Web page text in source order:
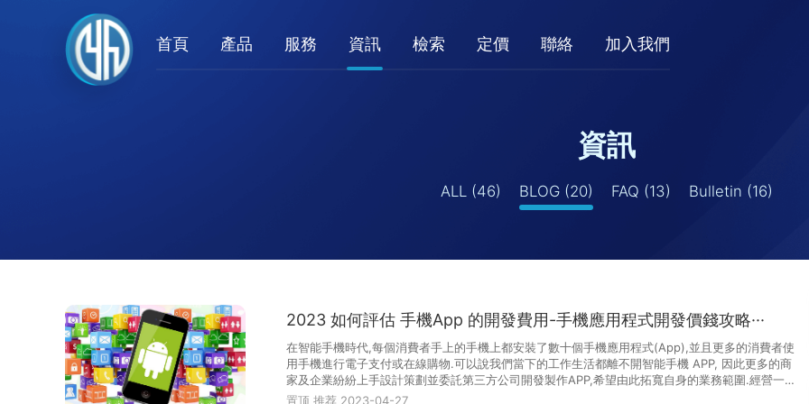
首頁 產品 服務 資訊 檢索 定價 聯絡 加入我們
資訊
ALL (46) BLOG (20) FAQ (13) Bulletin (16)
2023 如何評估 手機App 的開發費用-手機應用程式開發價錢攻略···
在智能手機時代,每個消費者手上的手機上都安裝了數十個手機應用程式(App),並且更多的消費者使
用手機進行電子支付或在線購物.可以說我們當下的工作生活都離不開智能手機 APP, 因此更多的商
家及企業紛紛上手設計策劃並委託第三方公司開發製作APP,希望由此拓寬自身的業務範圍.經營一家
企業或一門生意,···
置顶 推荐 2023-04-27